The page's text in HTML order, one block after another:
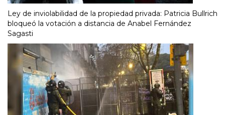
Ley de inviolabilidad de la propiedad privada: Patricia Bullrich
bloqueó la votación a distancia de Anabel Fernández
Sagasti